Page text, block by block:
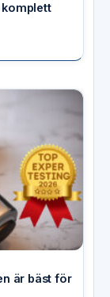
komplett
är bäst för